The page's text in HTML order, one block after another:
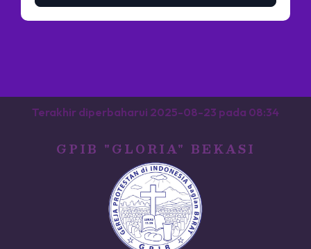
Terakhir diperbaharui 2025-08-23 pada 08:34
GPIB "GLORIA" BEKASI